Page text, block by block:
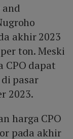
akhir 2023
ton. Meski
CPO dapat
pasar
2023.
harga CPO
pada akhir